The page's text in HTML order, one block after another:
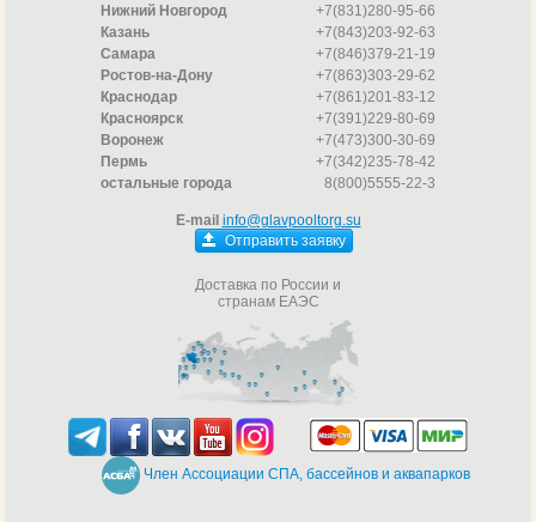
Нижний Новгород
+7(831)280-95-66
Казань
+7(843)203-92-63
Самара
+7(846)379-21-19
Ростов-на-Дону
+7(863)303-29-62
Краснодар
+7(861)201-83-12
Красноярск
+7(391)229-80-69
Воронеж
+7(473)300-30-69
Пермь
+7(342)235-78-42
остальные города
8(800)5555-22-3
E-mail info@glavpooltorg.su
Отправить заявку
Доставка по России и
странам ЕАЭС
Член Ассоциации СПА, бассейнов и аквапарков